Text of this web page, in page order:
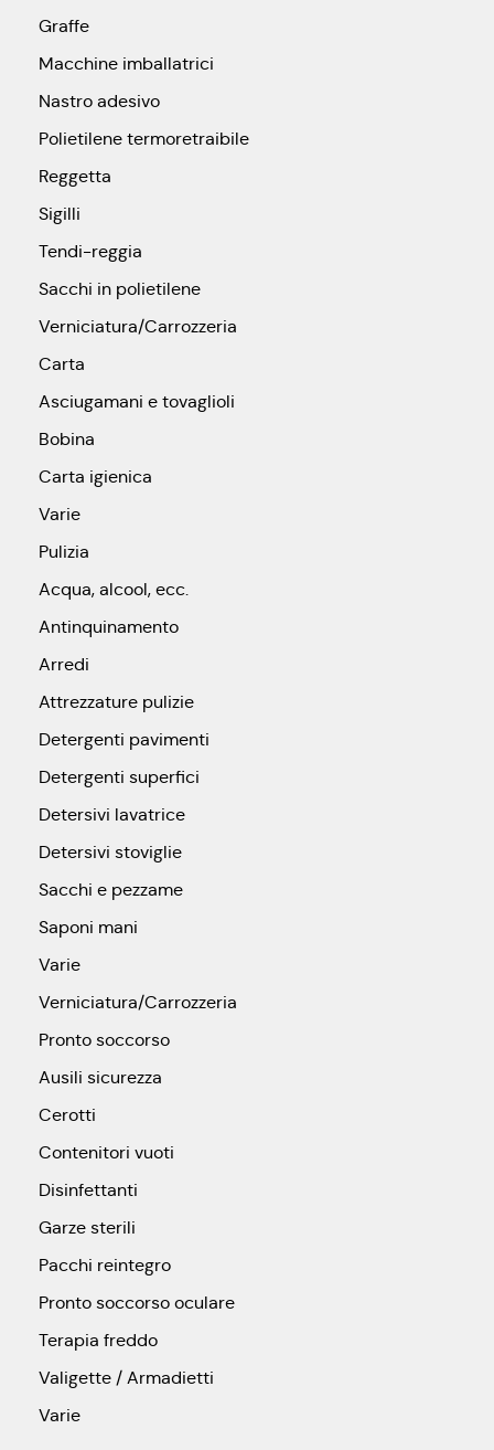
Graffe
Macchine imballatrici
Nastro adesivo
Polietilene termoretraibile
Reggetta
Sigilli
Tendi-reggia
Sacchi in polietilene
Verniciatura/Carrozzeria
Carta
Asciugamani e tovaglioli
Bobina
Carta igienica
Varie
Pulizia
Acqua, alcool, ecc.
Antinquinamento
Arredi
Attrezzature pulizie
Detergenti pavimenti
Detergenti superfici
Detersivi lavatrice
Detersivi stoviglie
Sacchi e pezzame
Saponi mani
Varie
Verniciatura/Carrozzeria
Pronto soccorso
Ausili sicurezza
Cerotti
Contenitori vuoti
Disinfettanti
Garze sterili
Pacchi reintegro
Pronto soccorso oculare
Terapia freddo
Valigette / Armadietti
Varie